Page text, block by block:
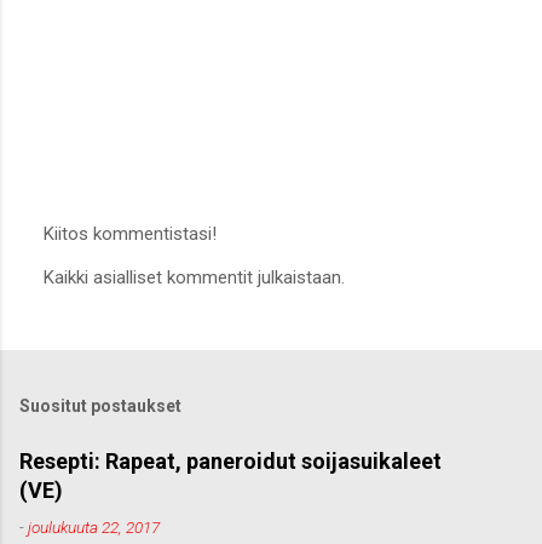
ä
o
m
e
n
t
Kiitos kommentistasi!
Kaikki asialliset kommentit julkaistaan.
Suositut postaukset
Resepti: Rapeat, paneroidut soijasuikaleet
(VE)
-joulukuuta 22, 2017